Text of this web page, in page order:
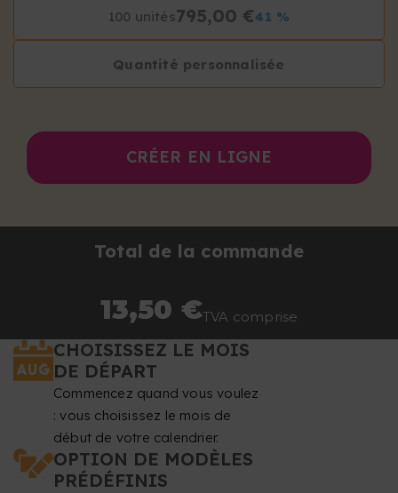
100 unités795,00 €41 %
Quantité personnalisée
CRÉER EN LIGNE
Total de la commande
13,50 €TVA comprise
CHOISISSEZ LE MOIS
DE DÉPART
Commencez quand vous voulez
: vous choisissez le mois de
début de votre calendrier.
OPTION DE MODÈLES
PRÉDÉFINIS